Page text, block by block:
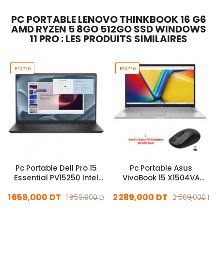
PC PORTABLE LENOVO THINKBOOK 16 G6
AMD RYZEN 5 8GO 512GO SSD WINDOWS
11 PRO : LES PRODUITS SIMILAIRES
Promo
Pc Portable Dell Pro 15
Essential PV15250 Intel
Windows 11 Pro1 959,000 DT
1 659,000 DT
Promo
Pc Portable Asus
VivoBook 15 X1504VA
SSD Windows 112 569,000 DT
2 289,000 DT